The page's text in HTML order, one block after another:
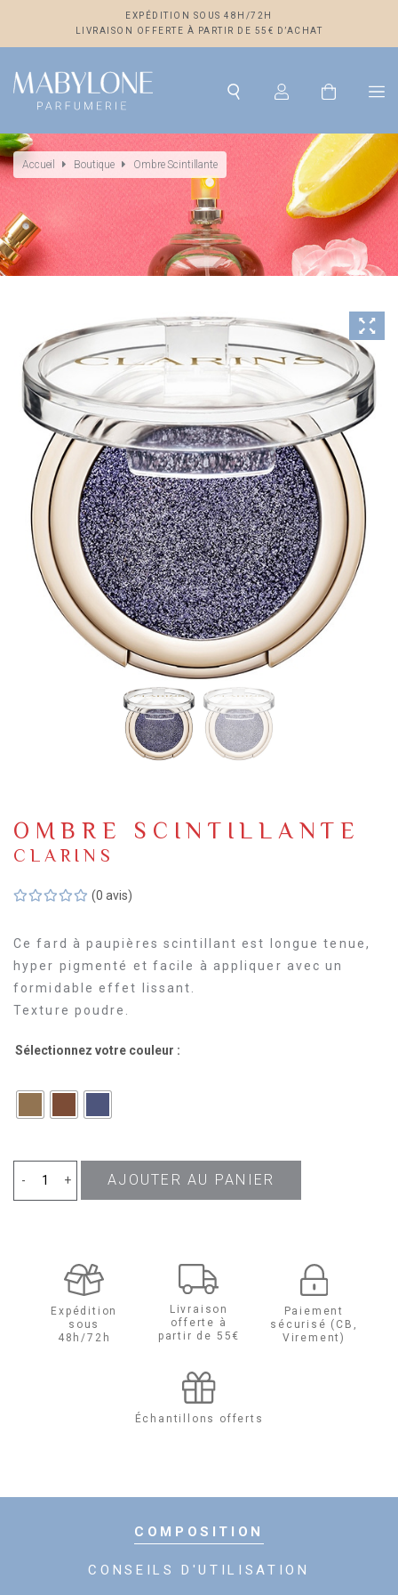
EXPÉDITION SOUS 48H/72H
LIVRAISON OFFERTE À PARTIR DE 55€ D’ACHAT
Accueil Boutique Ombre Scintillante
OMBRE SCINTILLANTE
CLARINS
(0 avis)
Ce fard à paupières scintillant est longue tenue,
hyper pigmenté et facile à appliquer avec un
formidable effet lissant.
Texture poudre.
Sélectionnez votre couleur :
+
- quantité
Scintillante
AJOUTER AU PANIER
Expédition
sous
48h/72h
Livraison
offerte à
partir de 55€
Paiement
sécurisé (CB,
Virement)
Échantillons offerts
COMPOSITION
CONSEILS D'UTILISATION